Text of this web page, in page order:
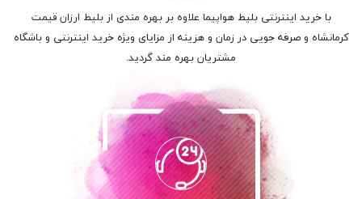
با خرید اینترنتی بلیط هواپیما علاوه بر بهره مندی از بلیط ارزان قیمت
کرمانشاه و صرفه جویی در زمان و هزینه از مزایای ویژه خرید اینترنتی و باشگاه
مشتریان بهره مند گردید.